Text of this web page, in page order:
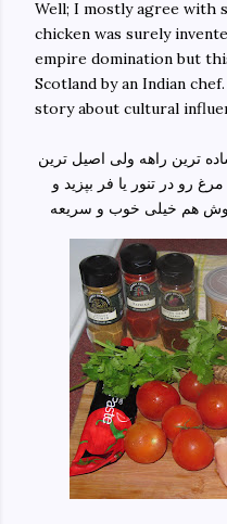
Well; I mostly agree with
chicken was surely
empire domination but
Scotland by an Indian
story about cultural
ترین راهه ولی اصیل ترین
رو در تنور یا فر بپزید و